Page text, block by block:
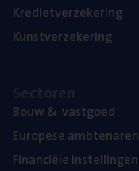
Kre­diet­ver­ze­ke­ring
Kunst­ver­ze­ke­ring
Bouw& vastgoed
Euro­pe­se ambtenaren
Finan­ci­ë­le instellingen